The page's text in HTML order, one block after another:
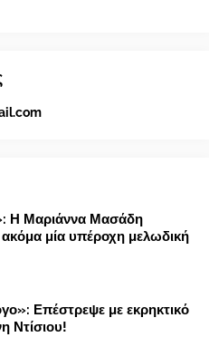
Η Μαριάννα Μασάδη
ακόμα μία υπέροχη μελωδική
Επέστρεψε με εκρηκτικό
Ντίσιου!